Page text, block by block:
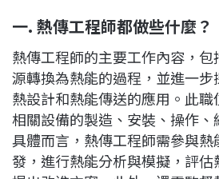
一. 熱傳工程師都做些什麼？
熱傳工程師的主要工作內容，
源轉換為熱能的過程，並進一
熱設計和熱能傳送的應用。此
相關設備的製造、安裝、操作、
具體而言，熱傳工程師需參與
發，進行熱能分析與模擬，評